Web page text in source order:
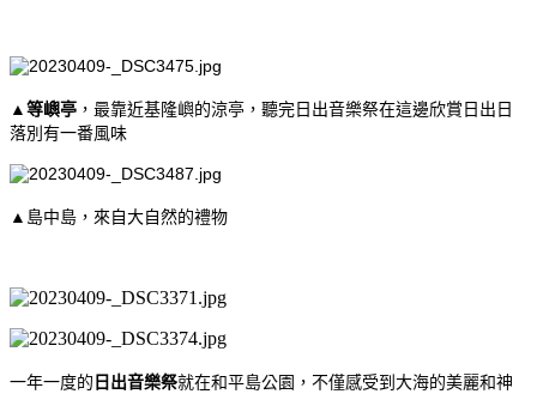
▲等嶼亭 ，最靠近基隆嶼的涼亭，聽完日出音樂祭在這邊欣賞日出日
落別有一番風味
▲島中島，來自大自然的禮物
一年一度的 日出音樂祭就在和平島公園，不僅感受到大海的美麗和神